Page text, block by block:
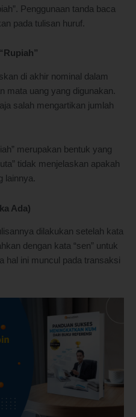
Penggunaan tanda baca
pada tulisan huruf.
di akhir nominal dalam
mata uang yang digunakan.
salah mengartikan jumlah
merupakan bentuk yang
tidak menjelaskan apakah
lainnya.
Ada)
dilakukan setelah kata
dengan kata “sen” untuk
hal ini muncul pada transaksi